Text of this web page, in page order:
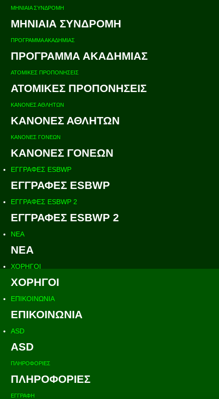
ΜΗΝΙΑΙΑ ΣΥΝΔΡΟΜΗ
ΜΗΝΙΑΙΑ ΣΥΝΔΡΟΜΗ
ΠΡΟΓΡΑΜΜΑ ΑΚΑΔΗΜΙΑΣ
ΠΡΟΓΡΑΜΜΑ ΑΚΑΔΗΜΙΑΣ
ΑΤΟΜΙΚΕΣ ΠΡΟΠΟΝΗΣΕΙΣ
ΑΤΟΜΙΚΕΣ ΠΡΟΠΟΝΗΣΕΙΣ
ΚΑΝΟΝΕΣ ΑΘΛΗΤΩΝ
ΚΑΝΟΝΕΣ ΑΘΛΗΤΩΝ
ΚΑΝΟΝΕΣ ΓΟΝΕΩΝ
ΚΑΝΟΝΕΣ ΓΟΝΕΩΝ
ΕΓΓΡΑΦΕΣ ESBWP
ΕΓΓΡΑΦΕΣ ESBWP
ΕΓΓΡΑΦΕΣ ESBWP 2
ΕΓΓΡΑΦΕΣ ESBWP 2
ΝΕΑ
ΝΕΑ
ΧΟΡΗΓΟΙ
ΧΟΡΗΓΟΙ
ΕΠΙΚΟΙΝΩΝΙΑ
ΕΠΙΚΟΙΝΩΝΙΑ
ASD
ASD
ΠΛΗΡΟΦΟΡΙΕΣ
ΠΛΗΡΟΦΟΡΙΕΣ
ΕΓΓΡΑΦΗ